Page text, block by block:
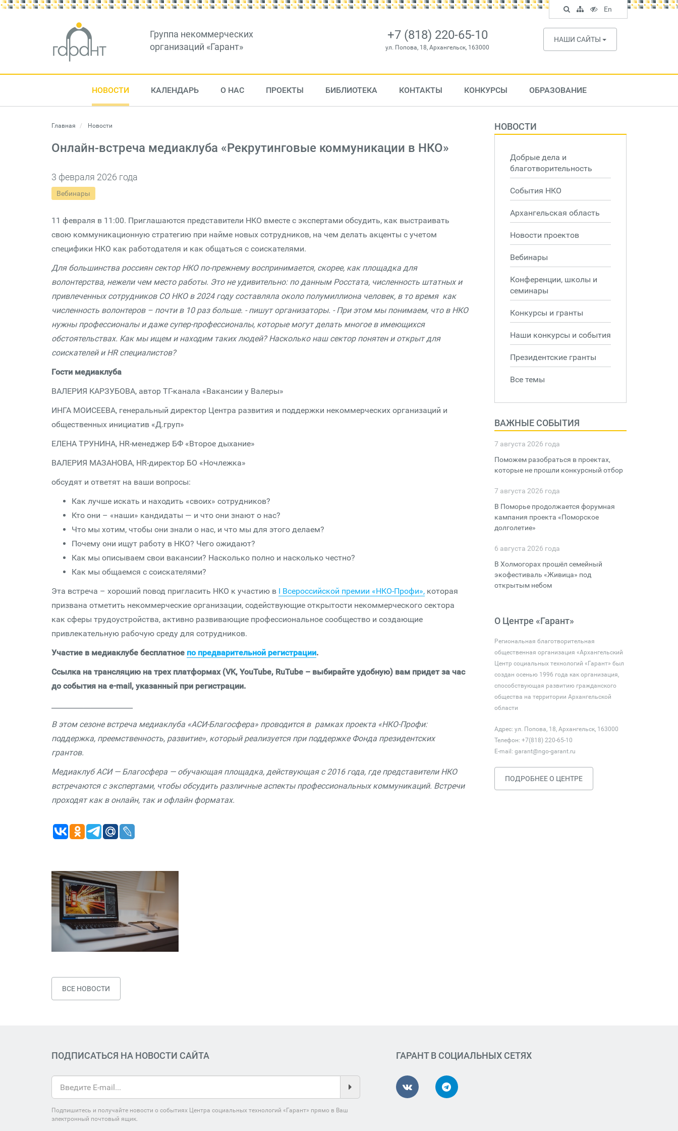
Группа некоммерческих
организаций «Гарант»
+7 (818) 220-65-10
ул. Попова, 18, Архангельск, 163000
НАШИ САЙТЫ
НОВОСТИ КАЛЕНДАРЬ О НАС ПРОЕКТЫ БИБЛИОТЕКА КОНТАКТЫ КОНКУРСЫ ОБРАЗОВАНИЕ
Главная Новости
Онлайн-встреча медиаклуба «Рекрутинговые коммуникации в НКО»
3 февраля 2026 года
Вебинары
11 февраля в 11:00. Приглашаются представители НКО вместе с экспертами обсудить, как выстраивать
свою коммуникационную стратегию при найме новых сотрудников, на чем делать акценты с учетом
специфики НКО как работодателя и как общаться с соискателями.
Для большинства россиян сектор НКО по-прежнему воспринимается, скорее, как площадка для
волонтерства, нежели чем место работы. Это не удивительно: по данным Росстата, численность штатных и
привлеченных сотрудников СО НКО в 2024 году составляла около полумиллиона человек, в то время как
численность волонтеров – почти в 10 раз больше. - пишут организаторы. - При этом мы понимаем, что в НКО
нужны профессионалы и даже супер-профессионалы, которые могут делать многое в имеющихся
обстоятельствах. Как мы ищем и находим таких людей? Насколько наш сектор понятен и открыт для
соискателей и HR специалистов?
Гости медиаклуба
ВАЛЕРИЯ КАРЗУБОВА, автор ТГ-канала «Вакансии у Валеры»
ИНГА МОИСЕЕВА, генеральный директор Центра развития и поддержки некоммерческих организаций и
общественных инициатив «Д.груп»
ЕЛЕНА ТРУНИНА, HR-менеджер БФ «Второе дыхание»
ВАЛЕРИЯ МАЗАНОВА, HR-директор БО «Ночлежка»
обсудят и ответят на ваши вопросы:
Как лучше искать и находить «своих» сотрудников?
Кто они – «наши» кандидаты — и что они знают о нас?
Что мы хотим, чтобы они знали о нас, и что мы для этого делаем?
Почему они ищут работу в НКО? Чего ожидают?
Как мы описываем свои вакансии? Насколько полно и насколько честно?
Как мы общаемся с соискателями?
Эта встреча – хороший повод пригласить НКО к участию в I Всероссийской премии «НКО-Профи», которая
призвана отметить некоммерческие организации, содействующие открытости некоммерческого сектора
как сферы трудоустройства, активно развивающие профессиональное сообщество и создающие
привлекательную рабочую среду для сотрудников.
Участие в медиаклубе бесплатное по предварительной регистрации.
Ссылка на трансляцию на трех платформах (VK, YouTube, RuTube – выбирайте удобную) вам придет за час
до события на e-mail, указанный при регистрации.
В этом сезоне встреча медиаклуба «АСИ-Благосфера» проводится в рамках проекта «НКО-Профи:
поддержка, преемственность, развитие», который реализуется при поддержке Фонда президентских
грантов.
Медиаклуб АСИ — Благосфера — обучающая площадка, действующая с 2016 года, где представители НКО
встречаются с экспертами, чтобы обсудить различные аспекты профессиональных коммуникаций. Встречи
проходят как в онлайн, так и офлайн форматах.
ВСЕ НОВОСТИ
НОВОСТИ
Добрые дела и
благотворительность
События НКО
Архангельская область
Новости проектов
Вебинары
Конференции, школы и
семинары
Конкурсы и гранты
Наши конкурсы и события
Президентские гранты
Все темы
ВАЖНЫЕ СОБЫТИЯ
7 августа 2026 года
Поможем разобраться в проектах,
которые не прошли конкурсный отбор
7 августа 2026 года
В Поморье продолжается форумная
кампания проекта «Поморское
долголетие»
6 августа 2026 года
В Холмогорах прошёл семейный
экофестиваль «Живица» под
открытым небом
О Центре «Гарант»
Региональная благотворительная
общественная организация «Архангельский
Центр социальных технологий «Гарант» был
создан осенью 1996 года как организация,
способствующая развитию гражданского
общества на территории Архангельской
области
Адрес: ул. Попова, 18, Архангельск, 163000
Телефон: +7(818) 220-65-10
E-mail: garant@ngo-garant.ru
ПОДРОБНЕЕ О ЦЕНТРЕ
ПОДПИСАТЬСЯ НА НОВОСТИ САЙТА
Подпишитесь и получайте новости о событиях Центра социальных технологий «Гарант» прямо в Ваш
электронный почтовый ящик.
ГАРАНТ В СОЦИАЛЬНЫХ СЕТЯХ
Поиск
по
сайту
Карта
сайта
Версия
для
слабовидящих
En
English